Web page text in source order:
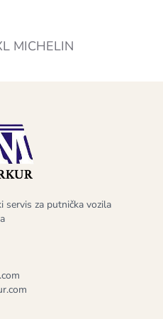
MICHELIN
servis za putnička vozila